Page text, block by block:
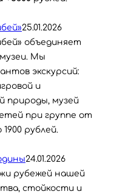
25.01.2026
объединяет
Мы
экскурсий:
и
природы, музей
при группе от
рублей.
24.01.2026
рубежей нашей
стойкости и